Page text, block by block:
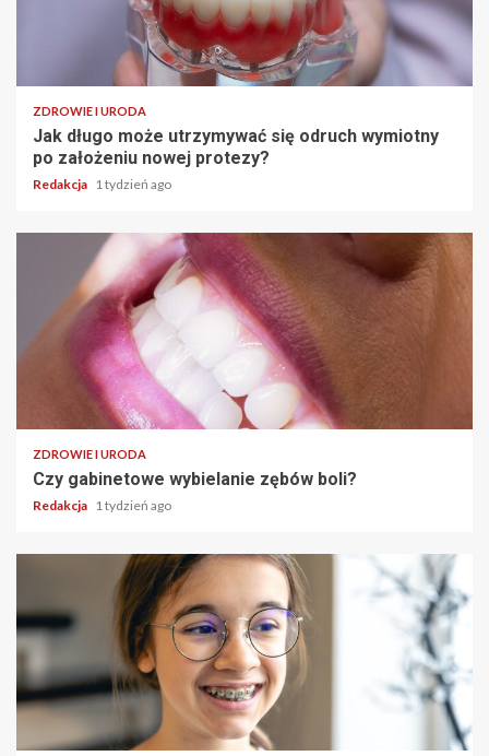
ZDROWIE I URODA
Jak długo może utrzymywać się odruch wymiotny
po założeniu nowej protezy?
Redakcja 1 tydzień ago
ZDROWIE I URODA
Czy gabinetowe wybielanie zębów boli?
Redakcja 1 tydzień ago